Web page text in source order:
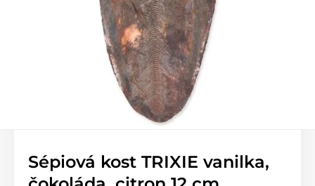
Sépiová kost TRIXIE vanilka,